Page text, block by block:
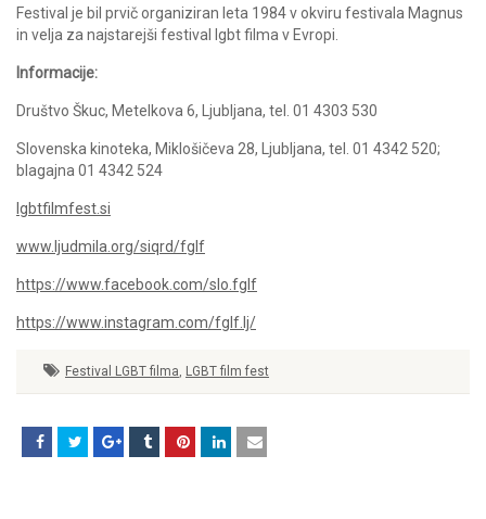
Festival je bil prvič organiziran leta 1984 v okviru festivala Magnus
in velja za najstarejši festival lgbt filma v Evropi.
Informacije:
Društvo Škuc, Metelkova 6, Ljubljana, tel. 01 4303 530
Slovenska kinoteka, Miklošičeva 28, Ljubljana, tel. 01 4342 520;
blagajna 01 4342 524
lgbtfilmfest.si
www.ljudmila.org/siqrd/fglf
https://www.facebook.com/slo.fglf
https://www.instagram.com/fglf.lj/
Festival LGBT filma, LGBT film fest